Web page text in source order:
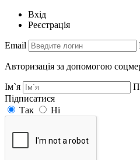
Вхід
Реєстрація
Email
Авторизація за допомогою
Ім`я
Підписатися
Так
Ні